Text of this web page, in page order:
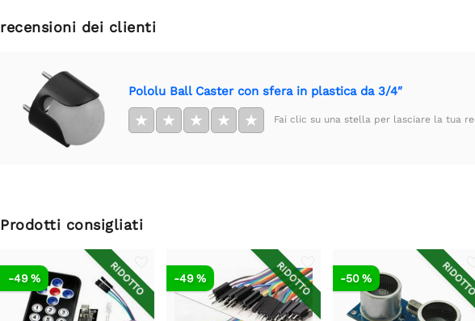
recensioni dei clienti
Pololu Ball Caster con sfera in plastica da 3/4″
★ ★ ★ ★ ★ Fai clic su una stella per lasciare la tua
Prodotti consigliati
RIDOTTO
-49 % RIDOTTO
-49 % -50 %